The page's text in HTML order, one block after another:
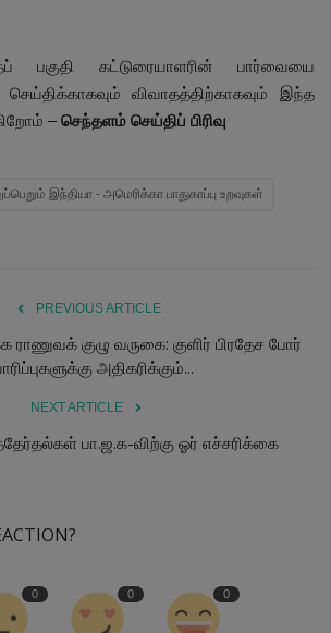
பகுதி கட்டுரையாளரின் பார்வையை
செய்திக்காகவும் விவாதத்திற்காகவும் இந்த
–செந்தளம் செய்திப் பிரிவு
இந்தியா - அமெரிக்கா பாதுகாப்பு உறவுகள்
PREVIOUS ARTICLE
ராணுவக் குழு வருகை: குளிர் பிரதேச போர்
அதிகரிக்கும்...
NEXT ARTICLE
பா.ஜ.க-விற்கு ஓர் எச்சரிக்கை
0 0 0